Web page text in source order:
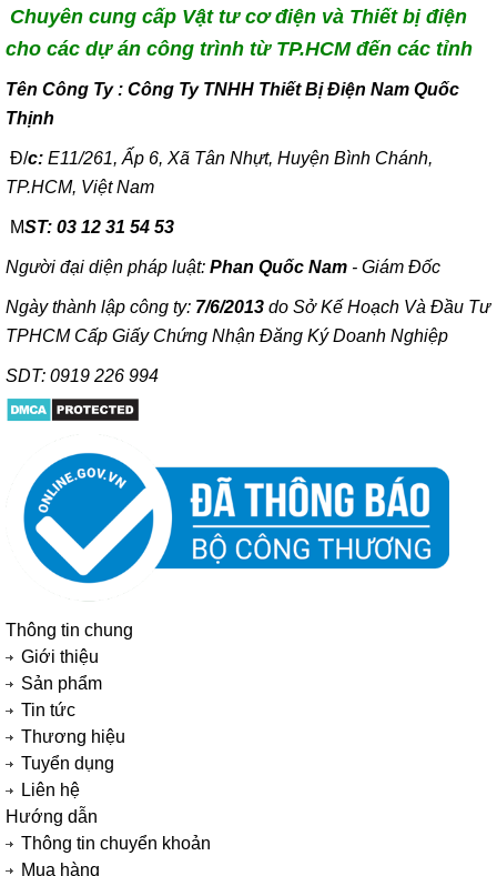
Chuyên cung cấp Vật tư cơ điện và Thiết bị điện
cho các dự án công trình từ TP.HCM đến các tỉnh
Tên Công Ty : Công Ty TNHH Thiết Bị Điện Nam Quốc
Thịnh
Đ/c: E11/261, Ấp 6, Xã Tân Nhựt, Huyện Bình Chánh,
TP.HCM, Việt Nam
MST: 03 12 31 54 53
Người đại diện pháp luật: Phan Quốc Nam - Giám Đốc
Ngày thành lập công ty: 7/6/2013 do Sở Kế Hoạch Và Đầu Tư
TPHCM Cấp Giấy Chứng Nhận Đăng Ký Doanh Nghiệp
SDT: 0919 226 994
Thông tin chung
Giới thiệu
Sản phẩm
Tin tức
Thương hiệu
Tuyển dụng
Liên hệ
Hướng dẫn
Thông tin chuyển khoản
Mua hàng